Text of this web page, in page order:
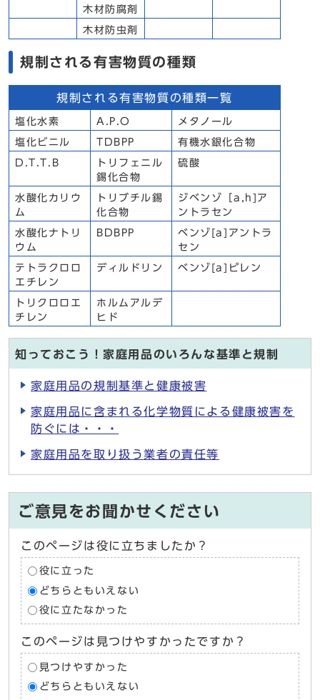
木材防腐剤
木材防虫剤
規制される有害物質の種類
規制される有害物質の種類一覧
塩化水素 A.P.O メタノール
塩化ビニル TDBPP 有機水銀化合物
D.T.T.B
トリフェニル
錫化合物
硫酸
水酸化カリウ
ム
トリブチル錫
化合物
ジベンゾ［a,h]ア
ントラセン
水酸化ナトリ
ウム
BDBPP
ベンゾ[a]アントラ
セン
テトラクロロ
エチレン
ディルドリン ベンゾ[a]ピレン
トリクロロエ
チレン
ホルムアルデ
ヒド
知っておこう！家庭用品のいろんな基準と規制
家庭用品の規制基準と健康被害
家庭用品に含まれる化学物質による健康被害を
防ぐには・・・
家庭用品を取り扱う業者の責任等
ご意見をお聞かせください
このページは役に立ちましたか？
役に立った
どちらともいえない
役に立たなかった
このページは見つけやすかったですか？
見つけやすかった
どちらともいえない